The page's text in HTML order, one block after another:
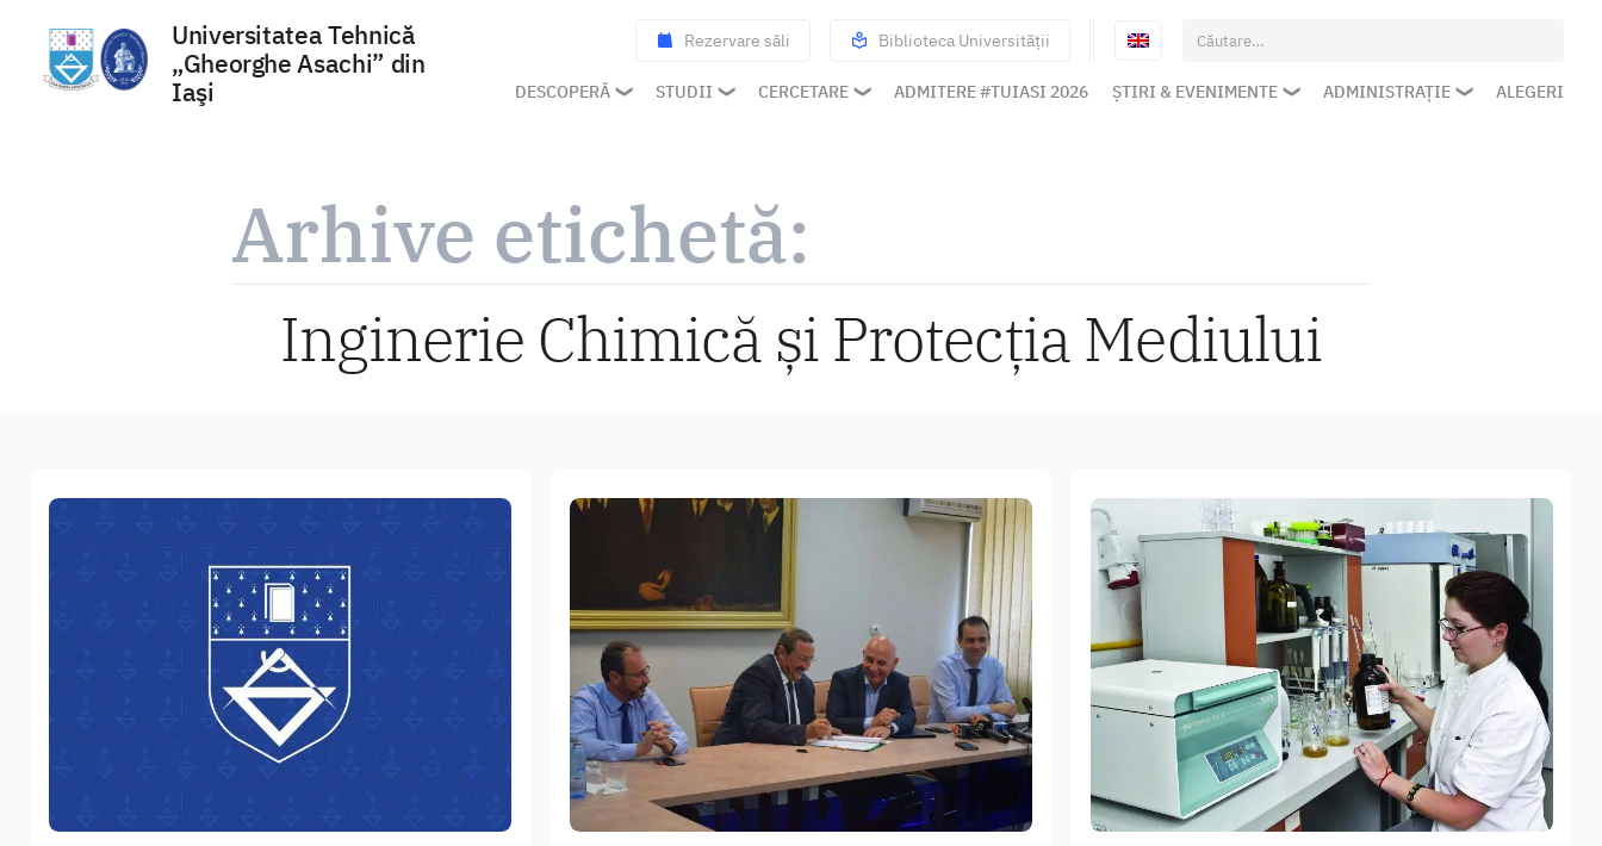
Universitatea Tehnică
„Gheorghe Asachi” din
Iaşi
Rezervare săli Biblioteca Universității
Caută
după:
DESCOPERĂ STUDII CERCETARE ADMITERE #TUIASI 2026 ȘTIRI & EVENIMENTE ADMINISTRAȚIE ALEGERI
Arhive etichetă:
Inginerie Chimică și Protecția Mediului